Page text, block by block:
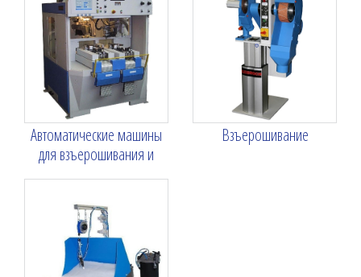
Автоматические машины
для взъерошивания и
нанесения клея
Взъерошивание